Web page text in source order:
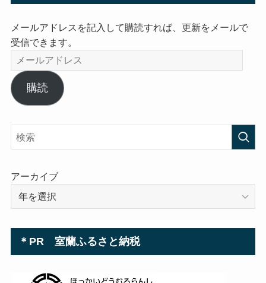
メールアドレスを記入して購読すれば、更新をメールで
受信できます。
メ
ー
ル
ア
レ
ス
購読
アーカイブ
＊PR 室蘭ふるさと納税